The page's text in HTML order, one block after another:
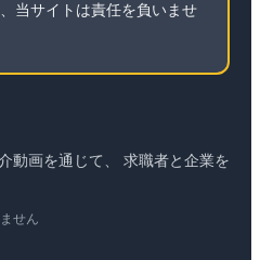
当サイトは責任を負いませ
動画を通じて、 求職者と企業を
せん